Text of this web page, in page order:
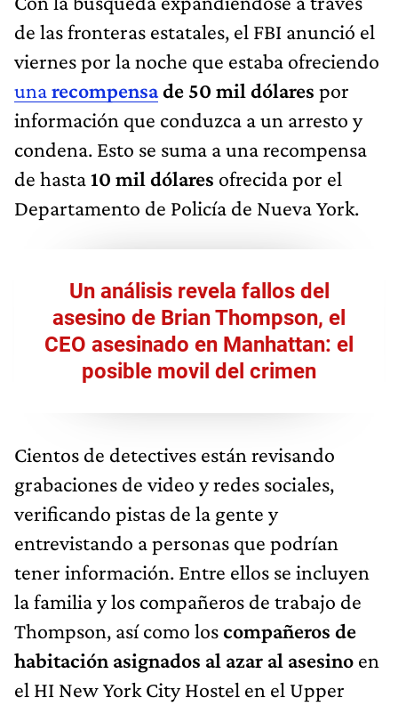
de las fronteras estatales, el FBI anunció el
viernes por la noche que estaba ofreciendo
unarecompensade 50 mil dólares por
información que conduzca a un arresto y
condena. Esto se suma a una recompensa
de hasta10 mil dólares ofrecida por el
Departamento de Policía de Nueva York.
Un análisis revela fallos del
asesino de Brian Thompson, el
CEO asesinado en Manhattan: el
posible movil del crimen
Cientos de detectives están revisando
grabaciones de video y redes sociales,
verificando pistas de la gente y
entrevistando a personas que podrían
tener información. Entre ellos se incluyen
la familia y los compañeros de trabajo de
Thompson, así como loscompañeros de
habitación asignados al azar al asesino en
el HI New York City Hostel en el Upper